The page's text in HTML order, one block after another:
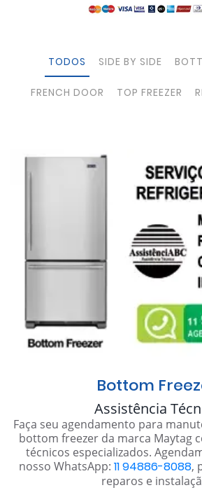
TODOS SIDE BY SIDE
FRENCH DOOR TOP FREEZER
Bottom
Assistência
Faça seu agendamento para
bottom freezer da marca Maytag
técnicos especializados.
nosso WhatsApp: 11 94886-8088,
reparos e